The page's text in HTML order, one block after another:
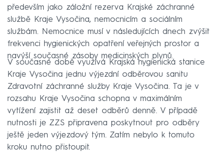
především jako záložní rezerva Krajské záchranné
službě Kraje Vysočina, nemocnicím a sociálním
službám. Nemocnice musí v následujících dnech zvýšit
frekvenci hygienických opatření veřejných prostor a
navýší současné zásoby medicinských plynů.
V současné době využívá Krajská hygienická stanice
Kraje Vysočina jednu výjezdní odběrovou sanitu
Zdravotní záchranné služby Kraje Vysočina. Ta je v
rozsahu Kraje Vysočina schopna v maximálním
vytížení zajistit až deset odběrů denně. V případě
nutnosti je ZZS připravena poskytnout pro odběry
ještě jeden výjezdový tým. Zatím nebylo k tomuto
kroku nutno přistoupit.